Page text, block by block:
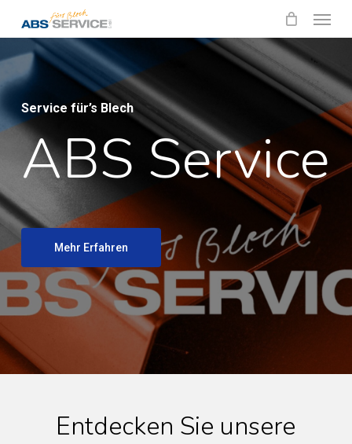
to
main
content
Service für’s Blech
ABS Service
Mehr Erfahren
Entdecken Sie unsere